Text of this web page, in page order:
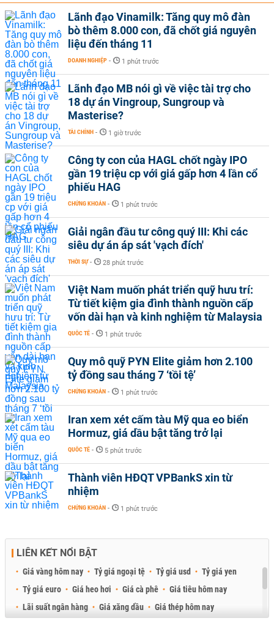
Lãnh đạo Vinamilk: Tăng quy mô đàn
bò thêm 8.000 con, đã chốt giá nguyên
liệu đến tháng 11
DOANH NGHIỆP - 1 phút trước
Lãnh đạo MB nói gì về việc tài trợ cho
18 dự án Vingroup, Sungroup và
Masterise?
TÀI CHÍNH - 1 giờ trước
Công ty con của HAGL chốt ngày IPO
gần 19 triệu cp với giá gấp hơn 4 lần cổ
phiếu HAG
CHỨNG KHOÁN - 1 phút trước
Giải ngân đầu tư công quý III: Khi các
siêu dự án áp sát 'vạch đích'
THỜI SỰ - 28 phút trước
Việt Nam muốn phát triển quỹ hưu trí:
Từ tiết kiệm gia đình thành nguồn cấp
vốn dài hạn và kinh nghiệm từ Malaysia
QUỐC TẾ - 1 phút trước
Quy mô quỹ PYN Elite giảm hơn 2.100
tỷ đồng sau tháng 7 ‘tồi tệ’
CHỨNG KHOÁN - 1 phút trước
Iran xem xét cấm tàu Mỹ qua eo biển
Hormuz, giá dầu bật tăng trở lại
QUỐC TẾ - 5 phút trước
Thành viên HĐQT VPBankS xin từ
nhiệm
CHỨNG KHOÁN - 1 phút trước
LIÊN KẾT NỔI BẬT
Giá vàng hôm nay Tỷ giá ngoại tệ Tỷ giá usd
Tỷ giá yen
Tỷ giá euro
Giá heo hơi Giá cà phê
Giá tiêu hôm nay
Lãi suất ngân hàng
Giá xăng dầu
Giá thép hôm nay